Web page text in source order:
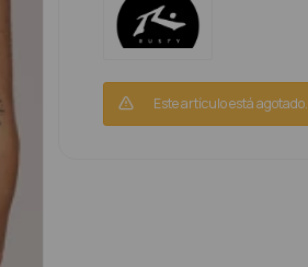
Este artículo está agotado.